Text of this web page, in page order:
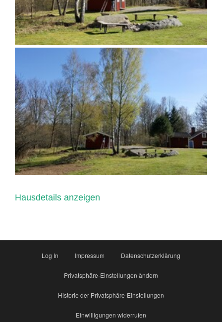
Hausdetails anzeigen
Log In Impressum Datenschutzerklärung
Privatsphäre-Einstellungen ändern
Historie der Privatsphäre-Einstellungen
Einwilligungen widerrufen